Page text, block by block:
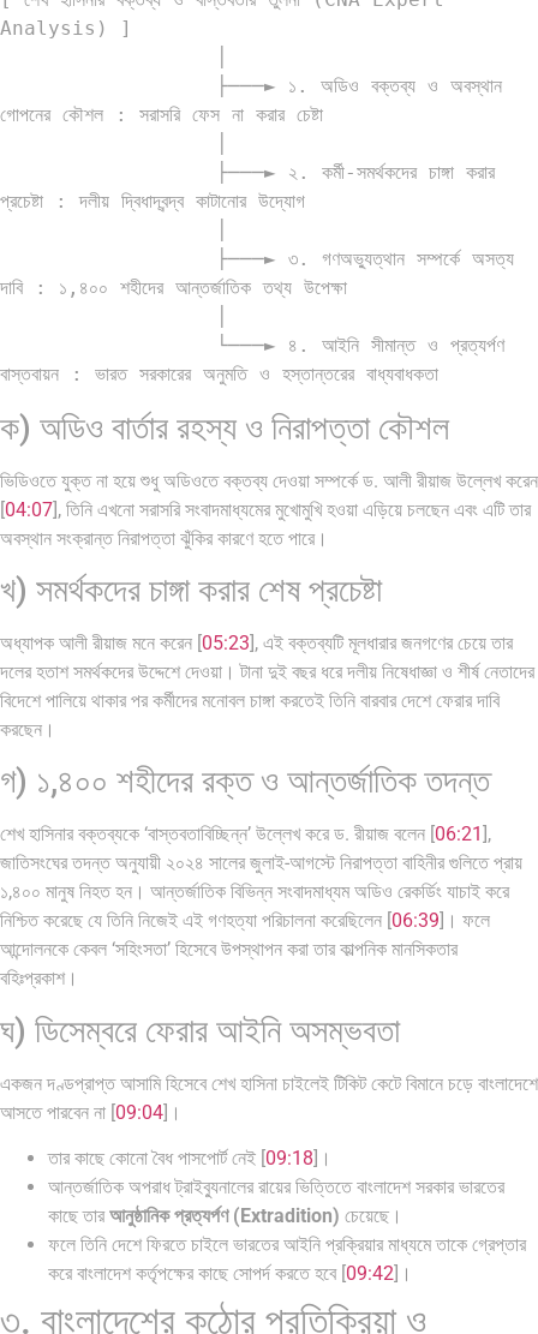
Analysis) ]
গোপনের কৌশল : সরাসরি ফেস না করার চেষ্টা
প্রচেষ্টা : দলীয় দ্বিধাদ্বন্দ্ব কাটানোর উদ্যোগ
দাবি : ১,৪০০ শহীদের আন্তর্জাতিক তথ্য উপেক্ষা
ক) অডিও বার্তার রহস্য ও নিরাপত্তা কৌশল
ভিডিওতে যুক্ত না হয়ে শুধু অডিওতে বক্তব্য দেওয়া সম্পর্কে ড. আলী রীয়াজ উল্লেখ করেন
[04:07], তিনি এখনো সরাসরি সংবাদমাধ্যমের মুখোমুখি হওয়া এড়িয়ে চলছেন এবং এটি তার
অবস্থান সংক্রান্ত নিরাপত্তা ঝুঁকির কারণে হতে পারে।
খ) সমর্থকদের চাঙ্গা করার শেষ প্রচেষ্টা
অধ্যাপক আলী রীয়াজ মনে করেন [05:23], এই বক্তব্যটি মূলধারার জনগণের চেয়ে তার
দলের হতাশ সমর্থকদের উদ্দেশে দেওয়া। টানা দুই বছর ধরে দলীয় নিষেধাজ্ঞা ও শীর্ষ নেতাদের
বিদেশে পালিয়ে থাকার পর কর্মীদের মনোবল চাঙ্গা করতেই তিনি বারবার দেশে ফেরার দাবি
করছেন।
গ) ১,৪০০ শহীদের রক্ত ও আন্তর্জাতিক তদন্ত
শেখ হাসিনার বক্তব্যকে ‘বাস্তবতাবিচ্ছিন্ন’ উল্লেখ করে ড. রীয়াজ বলেন [ 06:21 ],
জাতিসংঘের তদন্ত অনুযায়ী ২০২৪ সালের জুলাই-আগস্টে নিরাপত্তা বাহিনীর গুলিতে প্রায়
১,৪০০ মানুষ নিহত হন। আন্তর্জাতিক বিভিন্ন সংবাদমাধ্যম অডিও রেকর্ডিং যাচাই করে
নিশ্চিত করেছে যে তিনি নিজেই এই গণহত্যা পরিচালনা করেছিলেন [ 06:39 ]। ফলে
আন্দোলনকে কেবল ‘সহিংসতা’ হিসেবে উপস্থাপন করা তার কাল্পনিক মানসিকতার
বহিঃপ্রকাশ।
ঘ) ডিসেম্বরে ফেরার আইনি অসম্ভবতা
একজন দণ্ডপ্রাপ্ত আসামি হিসেবে শেখ হাসিনা চাইলেই টিকিট কেটে বিমানে চড়ে বাংলাদেশে
আসতে পারবেন না [09:04]।
তার কাছে কোনো বৈধ পাসপোর্ট নেই [ 09:18 ]।
আন্তর্জাতিক অপরাধ ট্রাইব্যুনালের রায়ের ভিত্তিতে বাংলাদেশ সরকার ভারতের
কাছে তারআনুষ্ঠানিক প্রত্যর্পণ (Extradition) চেয়েছে।
ফলে তিনি দেশে ফিরতে চাইলে ভারতের আইনি প্রক্রিয়ার মাধ্যমে তাকে গ্রেপ্তার
করে বাংলাদেশ কর্তৃপক্ষের কাছে সোপর্দ করতে হবে [ 09:42 ]।
৩. বাংলাদেশের কঠোর প্রতিক্রিয়া ও